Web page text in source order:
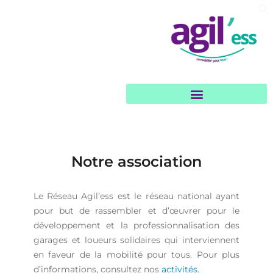
Notre association
Le Réseau Agil’ess est le réseau national ayant
pour but de rassembler et d’œuvrer pour le
développement et la professionnalisation des
garages et loueurs solidaires qui interviennent
en faveur de la mobilité pour tous. Pour plus
d’informations, consultez nos activités.